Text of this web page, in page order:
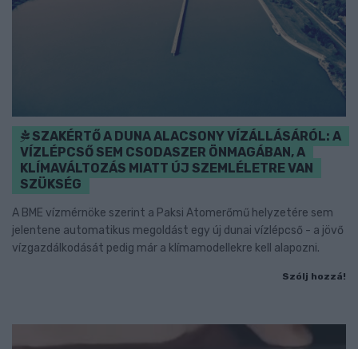
SZAKÉRTŐ A DUNA ALACSONY VÍZÁLLÁSÁRÓL: A
VÍZLÉPCSŐ SEM CSODASZER ÖNMAGÁBAN, A
KLÍMAVÁLTOZÁS MIATT ÚJ SZEMLÉLETRE VAN
SZÜKSÉG
A BME vízmérnöke szerint a Paksi Atomerőmű helyzetére sem
jelentene automatikus megoldást egy új dunai vízlépcső - a jövő
vízgazdálkodását pedig már a klímamodellekre kell alapozni.
Szólj hozzá!